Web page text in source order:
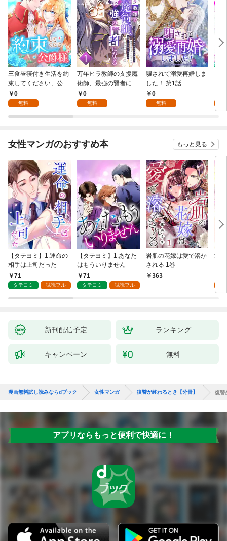
三食昼寝付き生活を約
束してください、公爵
様 1話
0
無料
万年ヒラ教師の支援魔
術師、最強の賢者にな
る～不人気の支援魔術
師は給料泥棒だと魔術
らない件～ 第1話
0
無料
騙されて溺愛再婚しま
した！ 第1話
0
無料
女性マンガのおすすめ本 もっと見る
【タテヨミ】1.運命の
相手は上司だった
71
タテヨミ 試読フル
【タテヨミ】1.あなた
はもういりません
71
タテヨミ 試読フル
岩肌の花嫁は愛で溶か
される 1巻
363
愛
新刊配信予定 ランキング
キャンペーン 無料
漫画無料試し読みならdブック 女性マンガ 復讐が終わるとき【分冊】 復讐
アプリならもっと便利で快適に！